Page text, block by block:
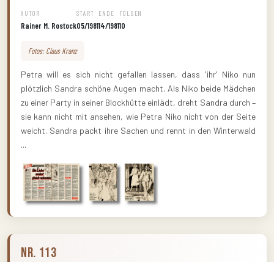
AUTOR
Rainer M. Rostock
START
05/1981
ENDE
14/1981
FOLGEN
10
Fotos: Claus Kranz
Petra will es sich nicht gefallen lassen, dass 'ihr' Niko nun
plötzlich Sandra schöne Augen macht. Als Niko beide Mädchen
zu einer Party in seiner Blockhütte einlädt, dreht Sandra durch –
sie kann nicht mit ansehen, wie Petra Niko nicht von der Seite
weicht. Sandra packt ihre Sachen und rennt in den Winterwald
...
Nr. 113